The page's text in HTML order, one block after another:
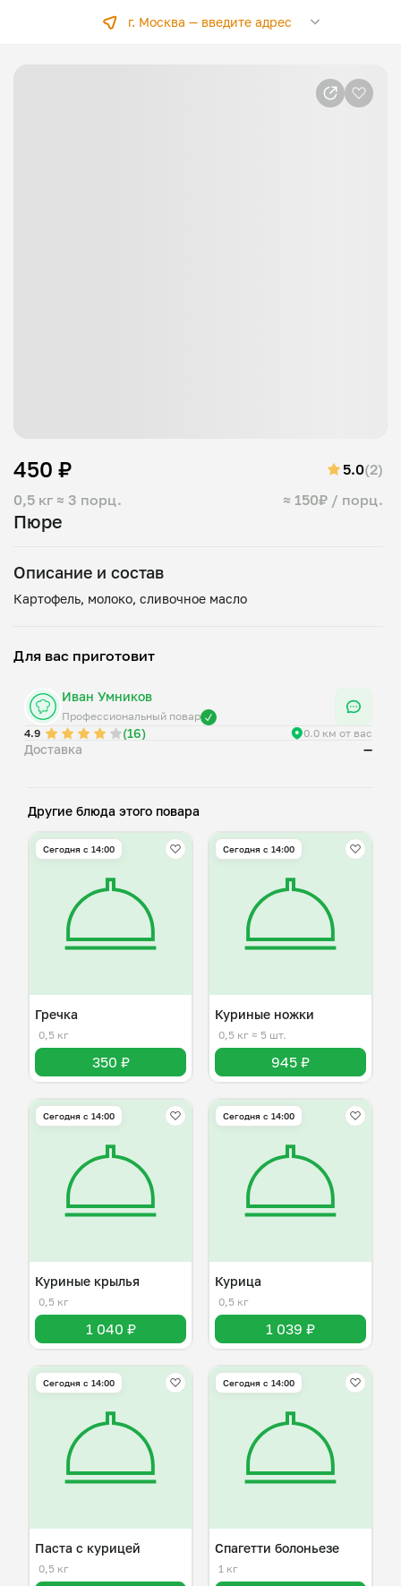
г. Москва —введите адрес
Пюре
0,5 кг ≈ 3 порц. ≈ 150₽ / порц.
450 ₽ 5.0(2)
Описание и состав
Для вас приготовит
Иван Умников
Профессиональный повар
4.9
(16) 0.0 км от вас
Доставка —
Другие блюда этого повара
Сегодня с 14:00
Гречка
0,5 кг
350 ₽
Сегодня с 14:00
Куриные ножки
0,5 кг ≈ 5 шт.
945 ₽
Сегодня с 14:00
Куриные крылья
0,5 кг
1 040 ₽
Сегодня с 14:00
Курица
0,5 кг
1 039 ₽
Сегодня с 14:00
Паста с курицей
0,5 кг
Сегодня с 14:00
Спагетти болоньезе
1 кг